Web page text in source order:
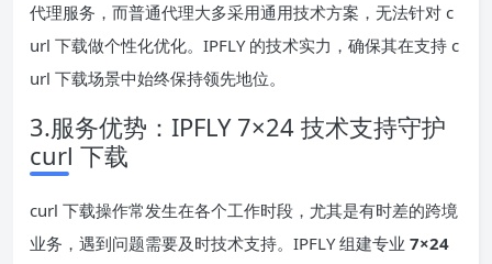
代理服务，而普通代理大多采用通用技术方案，无法针对 c
url 下载做个性化优化。IPFLY 的技术实力，确保其在支持 c
url 下载场景中始终保持领先地位。
3.服务优势：IPFLY 7×24 技术支持守护
curl 下载
curl 下载操作常发生在各个工作时段，尤其是有时差的跨境
业务，遇到问题需要及时技术支持。IPFLY 组建专业 7×24